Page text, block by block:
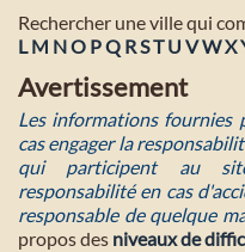
Rechercher une ville qui
L M NO PQ RST U VWX
Avertissement
Les informations fournies
cas engager la
qui participent au
responsabilité en cas
responsable de quelque
propos des niveaux de